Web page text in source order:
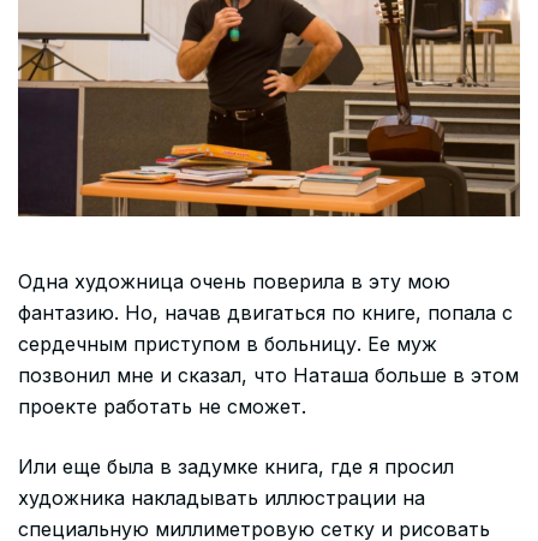
Одна художница очень поверила в эту мою
фантазию. Но, начав двигаться по книге, попала с
сердечным приступом в больницу. Ее муж
позвонил мне и сказал, что Наташа больше в этом
проекте работать не сможет.
Или еще была в задумке книга, где я просил
художника накладывать иллюстрации на
специальную миллиметровую сетку и рисовать